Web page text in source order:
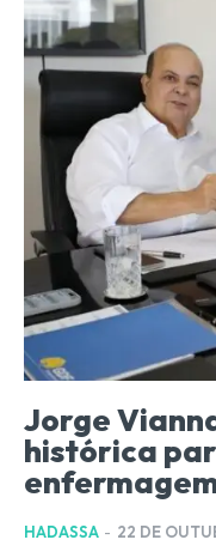
Jorge
histórica
HADASSA - 22 DE